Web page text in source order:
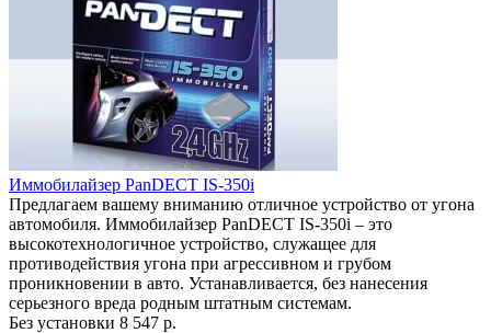
Иммобилайзер PanDECT IS-350i
Предлагаем вашему вниманию отличное устройство от угона
автомобиля. Иммобилайзер PanDECT IS-350i – это
высокотехнологичное устройство, служащее для
противодействия угона при агрессивном и грубом
проникновении в авто. Устанавливается, без нанесения
серьезного вреда родным штатным системам.
Без установки 8 547 р.